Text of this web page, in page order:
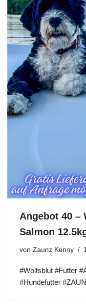
Angebot 40 –
Salmon
von Zaunz Kenny
#Wolfsblut #Futter
#Hundefutter